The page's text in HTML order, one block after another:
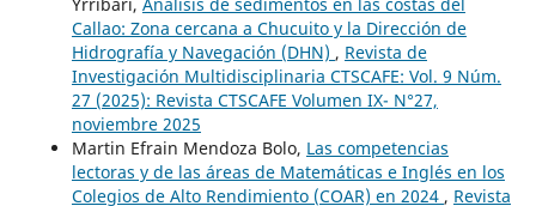
Yrribari, Análisis de sedimentos en las costas del
Callao: Zona cercana a Chucuito y la Dirección de
Hidrografía y Navegación (DHN) , Revista de
Investigación Multidisciplinaria CTSCAFE: Vol. 9 Núm.
27 (2025): Revista CTSCAFE Volumen IX- N°27,
noviembre 2025
Martin Efrain Mendoza Bolo, Las competencias
lectoras y de las áreas de Matemáticas e Inglés en los
Colegios de Alto Rendimiento (COAR) en 2024 , Revista